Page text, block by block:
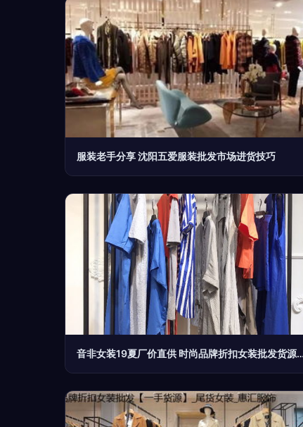
服装老手分享 沈阳五爱服装批发市场进货技巧
音非女装19夏厂价直供 时尚